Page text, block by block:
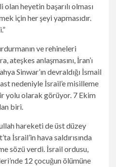
heyetin başarılı olması
için her şeyi yapmasıdır.
ve rehineleri
ateşkes anlaşmasını, İran’ı
Sinwar’ın devraldığı İsmail
nedeniyle İsrail’e misilleme
yolu olarak görüyor. 7 Ekim
biri.
hareketi de üst düzey
İsrail’in hava saldırısında
sözü verdi. İsrail ordusu,
12 çocuğun ölümüne